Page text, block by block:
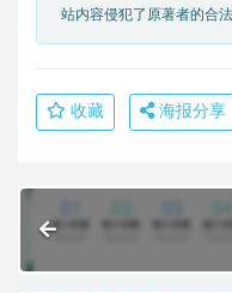
站内容侵犯了原著者的合
收藏 海报分享